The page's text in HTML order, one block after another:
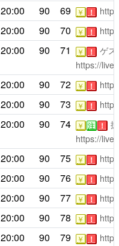
20:00 90 69 ￥ ！
20:00 90 70 ￥ ！
20:00 90 71 ￥ ！
ゲス
https://
20:00 90 72 ￥ ！
20:00 90 73 ￥ ！
20:00 90 74 ￥ 注 ！
https://
20:00 90 75 ￥ ！
20:00 90 76 ￥ ！
20:00 90 77 ￥ ！
20:00 90 78 ￥ ！
20:00 90 79 ￥ ！